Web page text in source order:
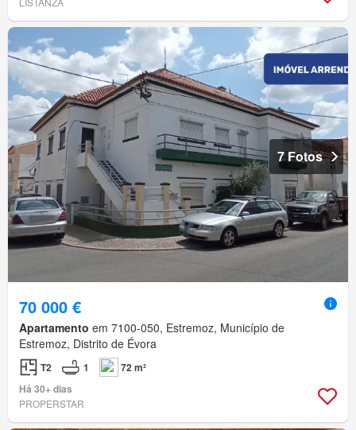
7 Fotos
70 000 €
Apartamento em 7100-050, Estremoz, Município de
Estremoz, Distrito de Évora
T2 1
72 m²
Há 30+ dias
PROPERSTAR